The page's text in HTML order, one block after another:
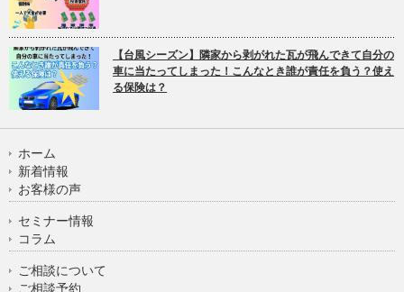
【台風シーズン】隣家から剥がれた瓦が飛んできて自分の
車に当たってしまった！こんなとき誰が責任を負う？使え
る保険は？
ホーム
新着情報
お客様の声
セミナー情報
コラム
ご相談について
ご相談予約